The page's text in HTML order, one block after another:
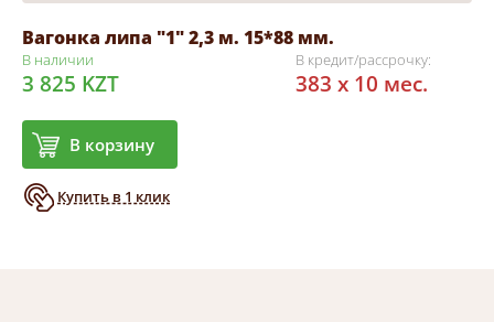
Вагонка липа "1" 2,3 м. 15*88 мм.
В наличии
3 825 KZT
В корзину
Купить в 1 клик
В кредит/рассрочку:
383 x 10 мес.